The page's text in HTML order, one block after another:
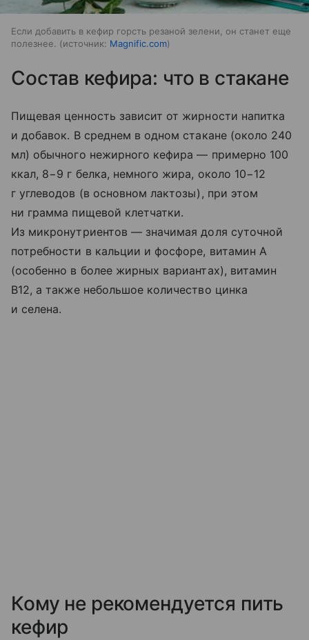
Если добавить в кефир горсть резаной зелени, он станет еще
полезнее.
источник: Magnific.com
Состав кефира: что в стакане
Пищевая ценность зависит от жирности напитка
и добавок. В среднем в одном стакане (около 240
мл) обычного нежирного кефира — примерно 100
ккал, 8−9 г белка, немного жира, около 10−12
г углеводов (в основном лактозы), при этом
ни грамма пищевой клетчатки.
Из микронутриентов — значимая доля суточной
потребности в кальции и фосфоре, витамин A
(особенно в более жирных вариантах), витамин
B12, а также небольшое количество цинка
и селена.
Кому не рекомендуется пить
кефир